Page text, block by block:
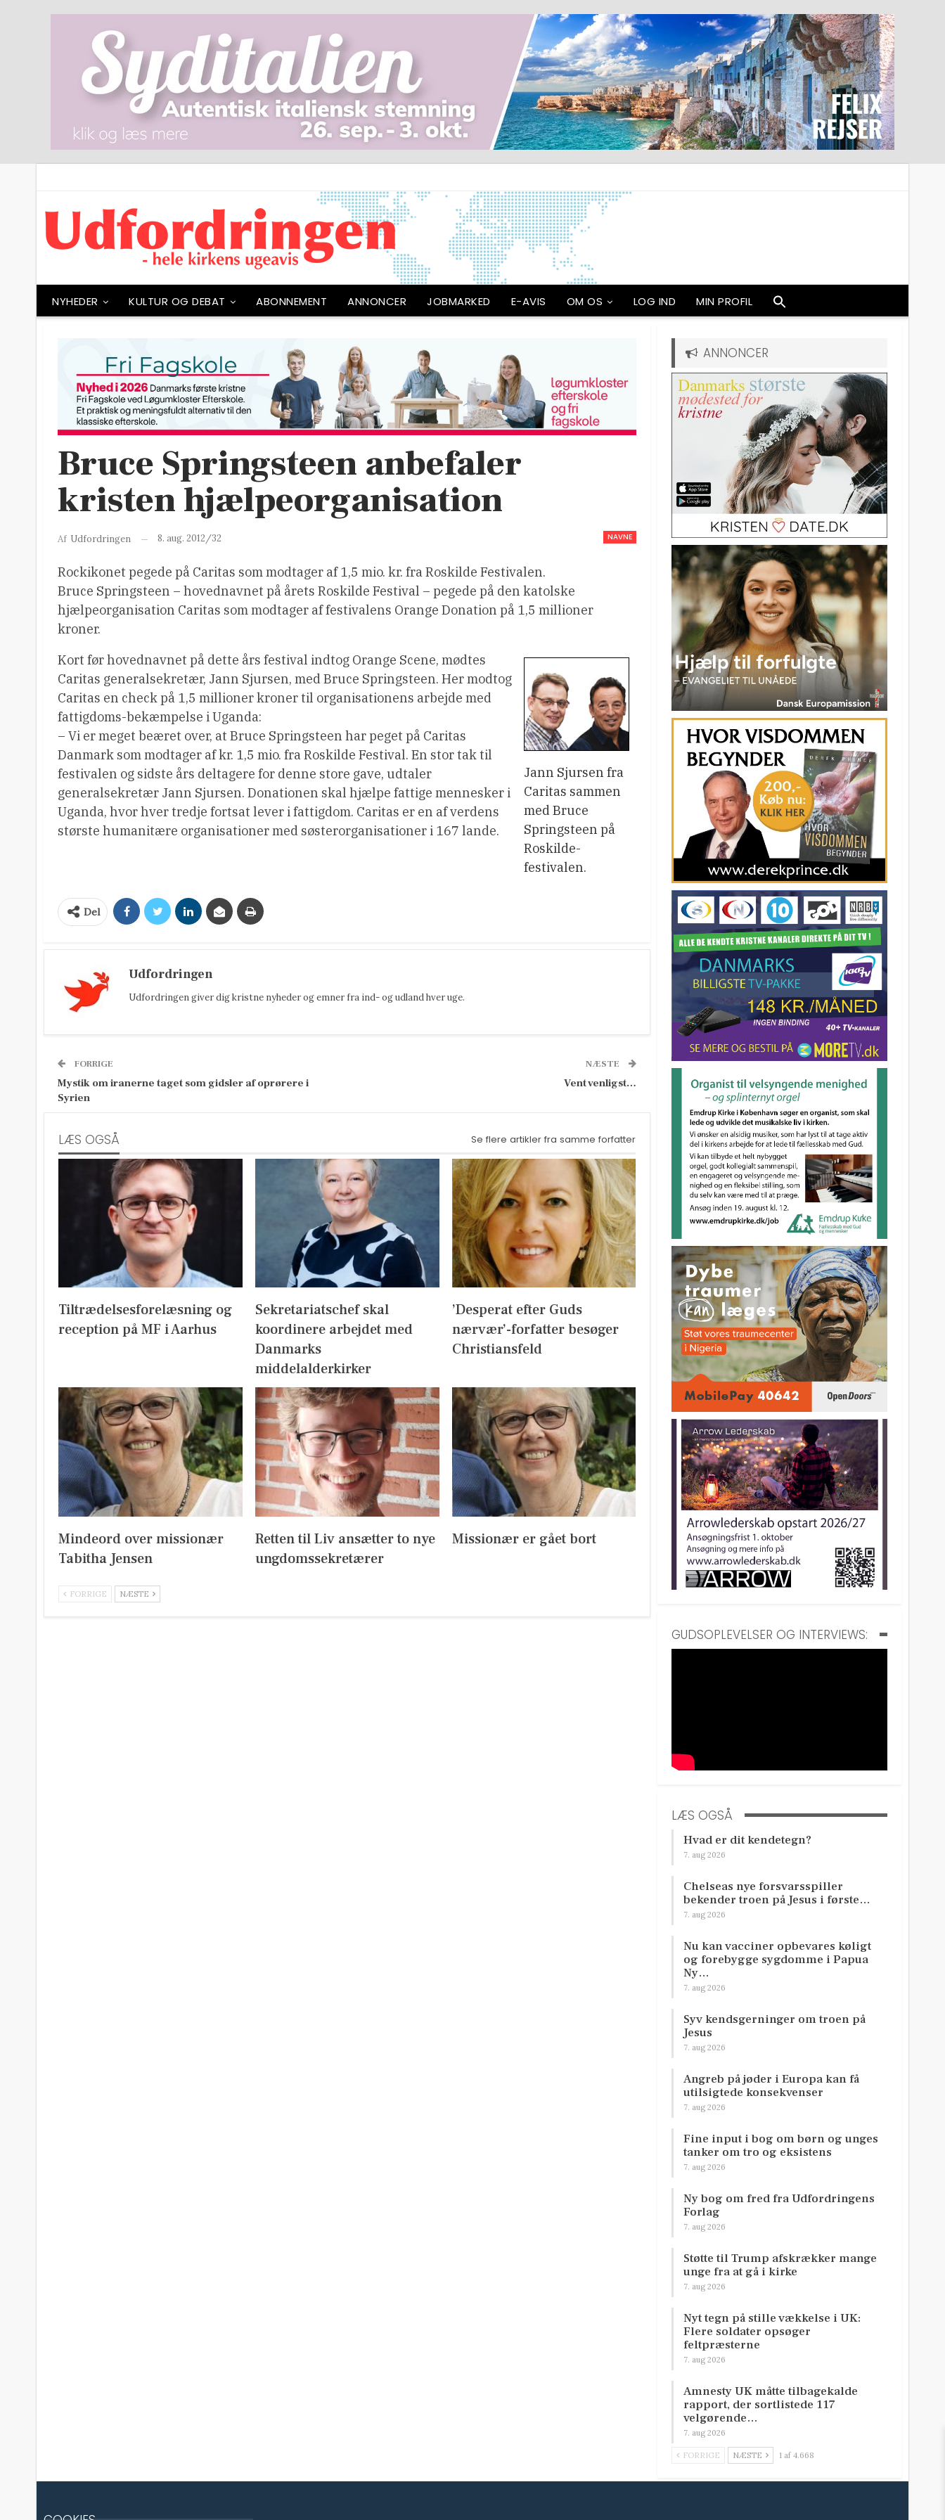
NYHEDER KULTUR OG DEBAT ABONNEMENT ANNONCER JOBMARKED E-AVIS OM OS LOG IND MIN PROFIL
Bruce Springsteen anbefaler
kristen hjælpeorganisation
NAVNE
Af Udfordringen 8. aug. 2012/32
Rockikonet pegede på Caritas som modtager af 1,5 mio. kr. fra Roskilde Festivalen.
Bruce Springsteen – hovednavnet på årets Roskilde Festival – pegede på den katolske
hjælpeorganisation Caritas som modtager af festivalens Orange Donation på 1,5 millioner
kroner.
Jann Sjursen fra
Caritas sammen
med Bruce
Springsteen på
Roskilde-
festivalen.
Kort før hovednavnet på dette års festival indtog Orange Scene, mødtes
Caritas generalsekretær, Jann Sjursen, med Bruce Springsteen. Her modtog
Caritas en check på 1,5 millioner kroner til organisationens arbejde med
fattigdoms-bekæmpelse i Uganda:
– Vi er meget beæret over, at Bruce Springsteen har peget på Caritas
Danmark som modtager af kr. 1,5 mio. fra Roskilde Festival. En stor tak til
festivalen og sidste års deltagere for denne store gave, udtaler
generalsekretær Jann Sjursen. Donationen skal hjælpe fattige mennesker i
Uganda, hvor hver tredje fortsat lever i fattigdom. Caritas er en af verdens
største humanitære organisationer med søsterorganisationer i 167 lande.
Del
Udfordringen
Udfordringen giver dig kristne nyheder og emner fra ind- og udland hver uge.
FORRIGE
Mystik om iranerne taget som gidsler af oprørere i
Syrien
NÆSTE
Vent venligst…
LÆS OGSÅ Se flere artikler fra samme forfatter
Tiltrædelsesforelæsning og
reception på MF i Aarhus
Sekretariatschef skal
koordinere arbejdet med
Danmarks
middelalderkirker
’Desperat efter Guds
nærvær’-forfatter besøger
Christiansfeld
Mindeord over missionær
Tabitha Jensen
Retten til Liv ansætter to nye
ungdomssekretærer
Missionær er gået bort
FORRIGE NÆSTE
ANNONCER
GUDSOPLEVELSER OG INTERVIEWS:
LÆS OGSÅ
Hvad er dit kendetegn?
7. aug 2026
Chelseas nye forsvarsspiller
bekender troen på Jesus i første…
7. aug 2026
Nu kan vacciner opbevares køligt
og forebygge sygdomme i Papua
Ny…
7. aug 2026
Syv kendsgerninger om troen på
Jesus
7. aug 2026
Angreb på jøder i Europa kan få
utilsigtede konsekvenser
7. aug 2026
Fine input i bog om børn og unges
tanker om tro og eksistens
7. aug 2026
Ny bog om fred fra Udfordringens
Forlag
7. aug 2026
Støtte til Trump afskrækker mange
unge fra at gå i kirke
7. aug 2026
Nyt tegn på stille vækkelse i UK:
Flere soldater opsøger
feltpræsterne
7. aug 2026
Amnesty UK måtte tilbagekalde
rapport, der sortlistede 117
velgørende…
7. aug 2026
FORRIGE NÆSTE 1 af 4.668